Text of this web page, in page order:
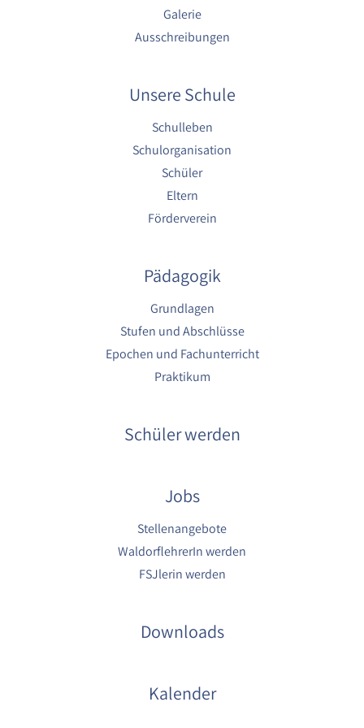
Galerie
Ausschreibungen
Unsere Schule
Schulleben
Schulorganisation
Schüler
Eltern
Förderverein
Pädagogik
Grundlagen
Stufen und Abschlüsse
Epochen und Fachunterricht
Praktikum
Schüler werden
Jobs
Stellenangebote
WaldorflehrerIn werden
FSJlerin werden
Downloads
Kalender
YouTube dienen der Erfassung von
Benutzerinteraktionen mit eingebetteten